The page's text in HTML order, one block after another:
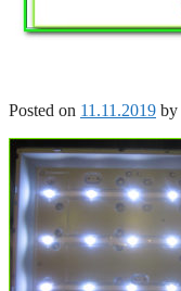
Posted on 11.11.2019 by